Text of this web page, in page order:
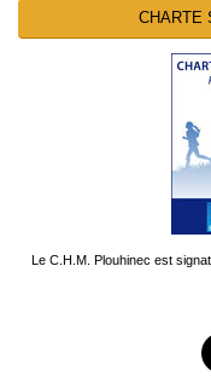
CHARTE
Le C.H.M. Plouhinec est